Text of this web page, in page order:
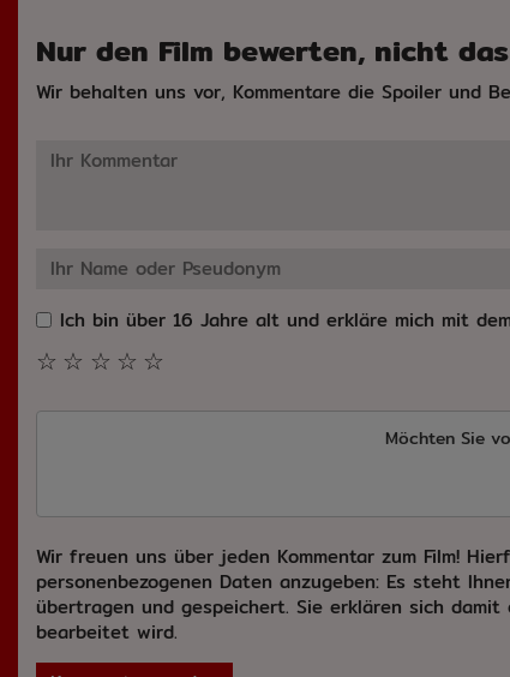
Nur den Film bewerten, nicht
Wir behalten uns vor, Kommentare die Spoiler und
Ich bin über 16 Jahre alt und erkläre mich mit
☆
☆
☆
☆
☆
Möchten Sie
Wir freuen uns über jeden Kommentar zum Film!
personenbezogenen Daten anzugeben: Es steht
übertragen und gespeichert. Sie erklären sich
bearbeitet wird.